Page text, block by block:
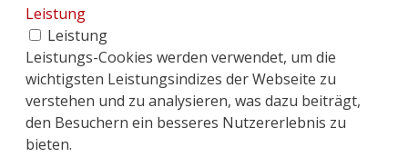
Leistung
Leistung
Leistungs-Cookies werden verwendet, um die
wichtigsten Leistungsindizes der Webseite zu
verstehen und zu analysieren, was dazu beiträgt,
den Besuchern ein besseres Nutzererlebnis zu
bieten.